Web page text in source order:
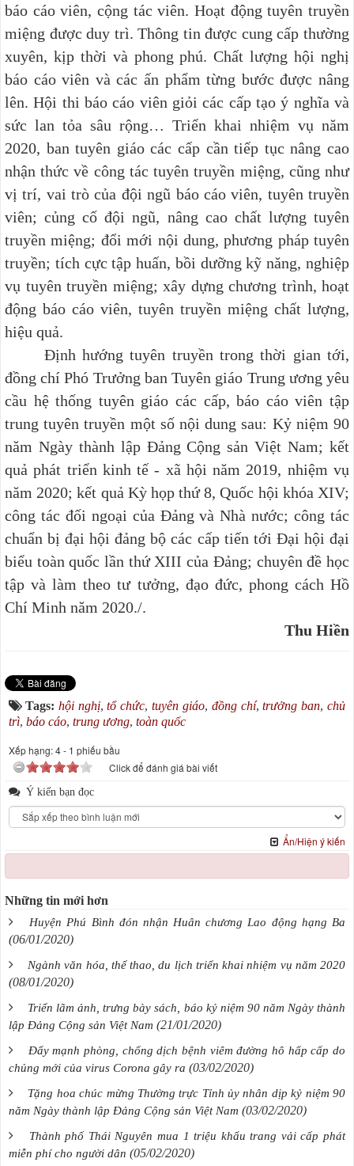
báo cáo viên, cộng tác viên. Hoạt động tuyên truyền
miệng được duy trì. Thông tin được cung cấp thường
xuyên, kịp thời và phong phú. Chất lượng hội nghị
báo cáo viên và các ấn phẩm từng bước được nâng
lên. Hội thi báo cáo viên giỏi các cấp tạo ý nghĩa và
sức lan tỏa sâu rộng… Triển khai nhiệm vụ năm
2020, ban tuyên giáo các cấp cần tiếp tục nâng cao
nhận thức về công tác tuyên truyền miệng, cũng như
vị trí, vai trò của đội ngũ báo cáo viên, tuyên truyền
viên; củng cố đội ngũ, nâng cao chất lượng tuyên
truyền miệng; đổi mới nội dung, phương pháp tuyên
truyền; tích cực tập huấn, bồi dưỡng kỹ năng, nghiệp
vụ tuyên truyền miệng; xây dựng chương trình, hoạt
động báo cáo viên, tuyên truyền miệng chất lượng,
hiệu quả.
Định hướng tuyên truyền trong thời gian tới,
đồng chí Phó Trưởng ban Tuyên giáo Trung ương yêu
cầu hệ thống tuyên giáo các cấp, báo cáo viên tập
trung tuyên truyền một số nội dung sau: Kỷ niệm 90
năm Ngày thành lập Đảng Cộng sản Việt Nam; kết
quả phát triển kinh tế - xã hội năm 2019, nhiệm vụ
năm 2020; kết quả Kỳ họp thứ 8, Quốc hội khóa XIV;
công tác đối ngoại của Đảng và Nhà nước; công tác
chuẩn bị đại hội đảng bộ các cấp tiến tới Đại hội đại
biểu toàn quốc lần thứ XIII của Đảng; chuyên đề học
tập và làm theo tư tưởng, đạo đức, phong cách Hồ
Chí Minh năm 2020./.
Thu Hiền
Tags: hội nghị,tổ chức,tuyên giáo, đồng chí,trưởng ban,chủ
trì, báo cáo, trung ương, toàn quốc
Xếp hạng:4- 1 phiếu bầu
Click để đánh giá bài viết
Ý kiến bạn đọc
Ẩn/Hiện ý kiến
Những tin mới hơn
Huyện Phú Bình đón nhận Huân chương Lao động hạng Ba
(06/01/2020)
Ngành văn hóa, thể thao, du lịch triển khai nhiệm vụ năm 2020
(08/01/2020)
Triển lãm ảnh, trưng bày sách, báo kỷ niệm 90 năm Ngày thành
lập Đảng Cộng sản Việt Nam (21/01/2020)
Đẩy mạnh phòng, chống dịch bệnh viêm đường hô hấp cấp do
chủng mới của virus Corona gây ra (03/02/2020)
Tặng hoa chúc mừng Thường trực Tỉnh ủy nhân dịp kỷ niệm 90
năm Ngày thành lập Đảng Cộng sản Việt Nam (03/02/2020)
Thành phố Thái Nguyên mua 1 triệu khẩu trang vải cấp phát
miễn phí cho người dân (05/02/2020)